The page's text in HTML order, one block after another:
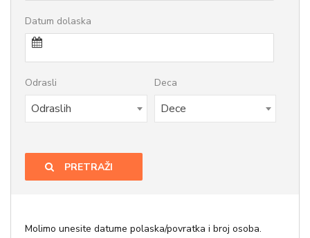
Datum dolaska
Odrasli
Odraslih
Deca
Dece
PRETRAŽI
Molimo unesite datume polaska/povratka i broj osoba.